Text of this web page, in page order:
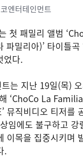
엔터테인먼트
첫 패밀리 앨범
밀리아)’ 타이틀곡
었다.
는 지난 19일(목)
‘ChoCo La
뮤직비디오 티저를
임에도 불구하고 강
이목을 집중시키며
.